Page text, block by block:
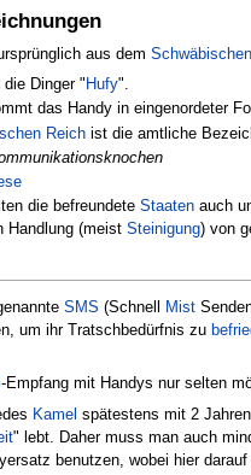
aus dem Schwäbischen
Dinger " Hufy".
das Handy in eingenordeter
Reich ist die amtliche
die befreundeteStaaten auch
Handlung (meistSteinigung) von
SMS (Schnell Mist
um ihr Tratschbedürfnis zu
-Empfang mit Handys nur selten
Kamel spätestens mit 2
" lebt. Daher muss man auch
benutzen, wobei hier